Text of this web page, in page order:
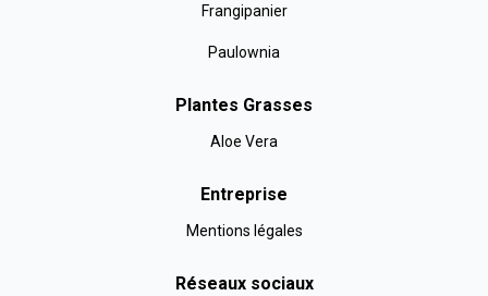
Frangipanier
Paulownia
Plantes Grasses
Aloe Vera
Entreprise
Mentions légales
Réseaux sociaux